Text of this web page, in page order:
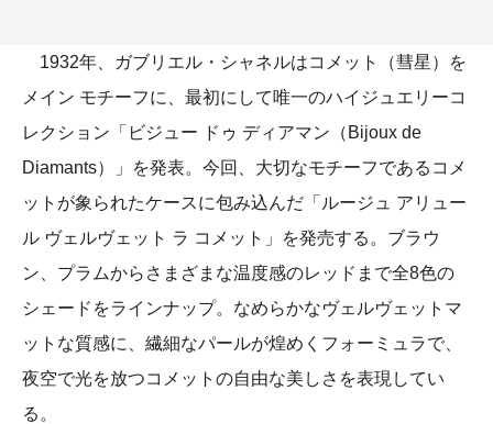
1932年、ガブリエル・シャネルはコメット（彗星）を
メイン モチーフに、最初にして唯一のハイジュエリーコ
レクション「ビジュー ドゥ ディアマン（Bijoux de
Diamants）」を発表。今回、大切なモチーフであるコメ
ットが象られたケースに包み込んだ「ルージュ アリュー
ル ヴェルヴェット ラ コメット」を発売する。ブラウ
ン、プラムからさまざまな温度感のレッドまで全8色の
シェードをラインナップ。なめらかなヴェルヴェットマ
ットな質感に、繊細なパールが煌めくフォーミュラで、
夜空で光を放つコメットの自由な美しさを表現してい
る。